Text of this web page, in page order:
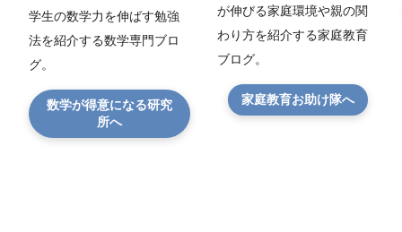
学生の数学力を伸ばす勉強
法を紹介する数学専門ブロ
グ。
数学が得意になる研究
所へ
が伸びる家庭環境や親の関
わり方を紹介する家庭教育
ブログ。
家庭教育お助け隊へ